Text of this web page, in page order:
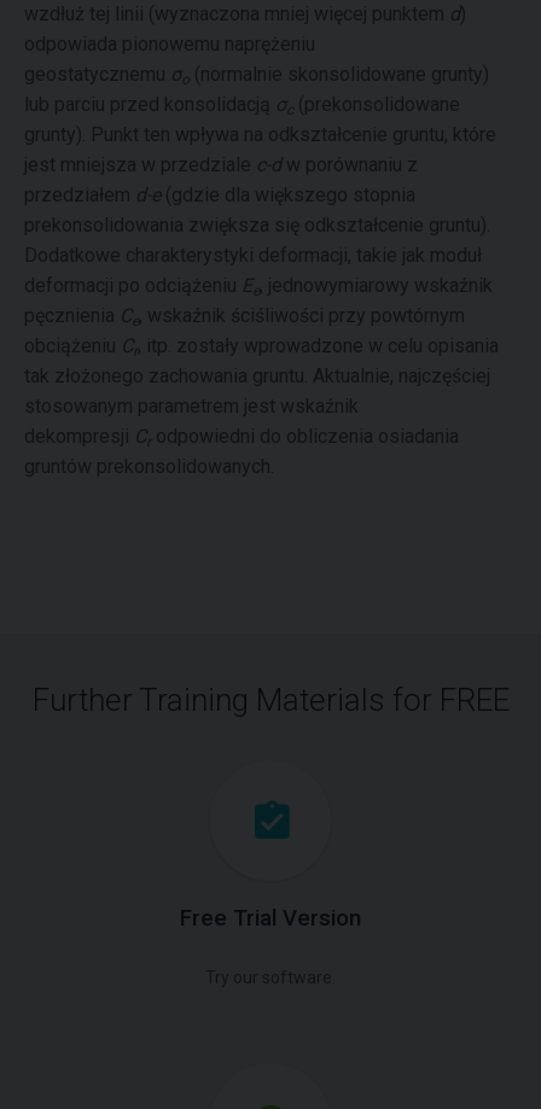
wzdłuż tej linii (wyznaczona mniej więcej punktem d)
odpowiada pionowemu naprężeniu
geostatycznemu σ o (normalnie skonsolidowane grunty)
lub parciu przed konsolidacją σ (prekonsolidowane
grunty). Punkt ten wpływa na odkształcenie gruntu, które
jest mniejsza w przedziale c-dw porównaniu z
przedziałem d-e(gdzie dla większego stopnia
prekonsolidowania zwiększa się odkształcenie gruntu).
Dodatkowe charakterystyki deformacji, takie jak moduł
deformacji po odciążeniu E e , jednowymiarowy wskaźnik
pęcznienia Ce , wskaźnik ściśliwości przy powtórnym
obciążeniu Cr, itp. zostały wprowadzone w celu opisania
tak złożonego zachowania gruntu. Aktualnie, najczęściej
stosowanym parametrem jest wskaźnik
dekompresji Cr odpowiedni do obliczenia osiadania
gruntów prekonsolidowanych.
Further Training Materials for FREE
Free Trial Version